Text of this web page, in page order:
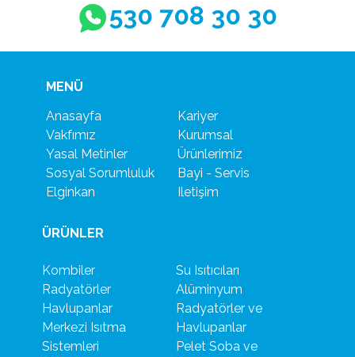
530 708 30 30
MENÜ
Anasayfa
Vakfımız
Yasal Metinler
Sosyal Sorumluluk
Elginkan
Kariyer
Kurumsal
Ürünlerimiz
Bayi - Servis
Iletişim
ÜRÜNLER
Kombiler
Radyatörler
Havlupanlar
Merkezi Isıtma
Sistemleri
Su Isıtıcıları
Alüminyum
Radyatörler ve
Havlupanlar
Pelet Soba ve